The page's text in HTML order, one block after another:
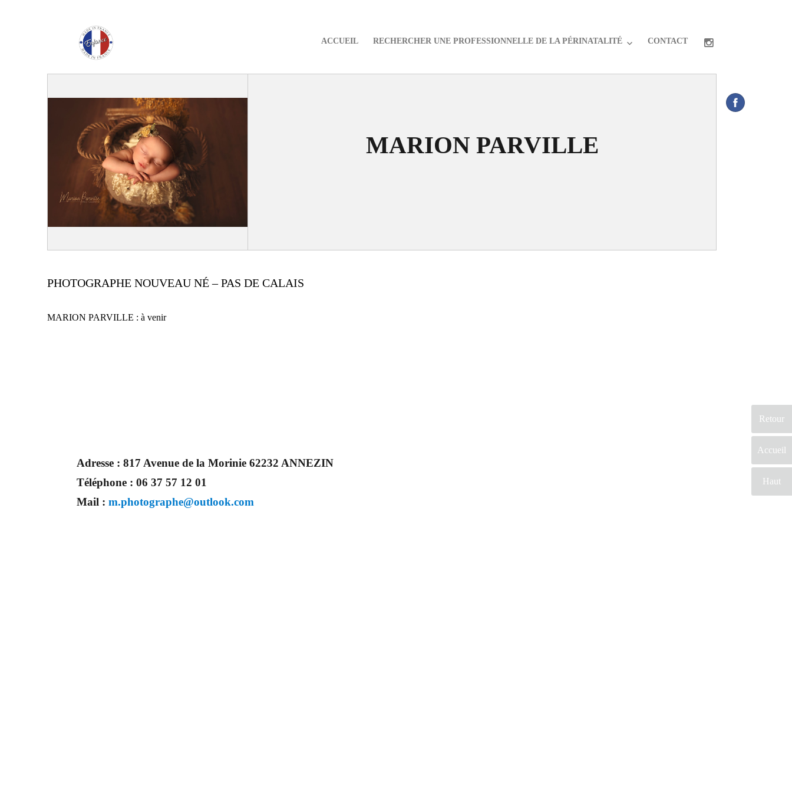
Enfance Made in France
ACCUEIL RECHERCHER UNE PROFESSIONNELLE DE LA PÉRINATALITÉ CONTACT
Retour
Accueil
Haut
MARION PARVILLE
PHOTOGRAPHE NOUVEAU NÉ – PAS DE CALAIS
MARION PARVILLE : à venir
Adresse :817 Avenue de la Morinie 62232 ANNEZIN
Téléphone :06 37 57 12 01
Mail :m.photographe@outlook.com